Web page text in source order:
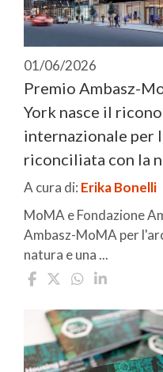
01/06/2026
Premio Ambasz-
York nasce il
internazionale per
riconciliata con la
A cura di: Erika Bonelli
MoMA e Fondazione
Ambasz-MoMA per
natura e una ...